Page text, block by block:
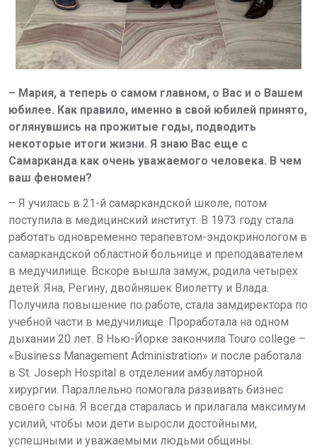
– Мария, а теперь о самом главном, о Вас и о Вашем
юбилее. Как правило, именно в свой юбилей принято,
оглянувшись на прожитые годы, подводить
некоторые итоги жизни. Я знаю Вас еще с
Самарканда как очень уважаемого человека. В чем
ваш феномен?
– Я училась в 21-й самаркандской школе, потом
поступила в медицинский институт. В 1973 году стала
работать одновременно терапевтом-эндокринологом в
самаркандской областной больнице и преподавателем
в медучилище. Вскоре вышла замуж, родила четырех
детей: Яна, Регину, двойняшек Виолетту и Влада.
Получила повышение по работе, стала замдиректора по
учебной части в медучилище. Проработала на одном
дыхании 20 лет. В Нью-Йорке закончила Touro college –
«Business Management Administration» и после работала
в St Joseph Hospital в отделении амбулаторной
хирургии. Параллельно помогала развивать бизнес
своего сына. Я всегда старалась и прилагала максимум
усилий, чтобы мои дети выросли достойными,
успешными и уважаемыми людьми общины.